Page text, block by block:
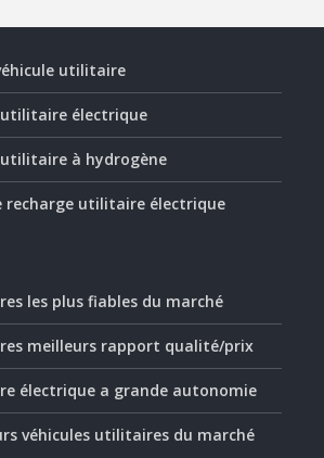
utilitaire
utilitaire électrique
utilitaire à hydrogène
recharge utilitaire électrique
les plus fiables du marché
meilleurs rapport qualité/prix
électrique a grande autonomie
véhicules utilitaires du marché